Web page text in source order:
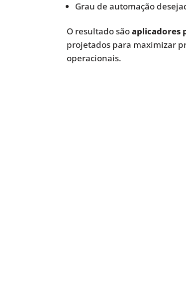
Grau de automação
O resultado sãoaplicadores
projetados para maximizar
operacionais.